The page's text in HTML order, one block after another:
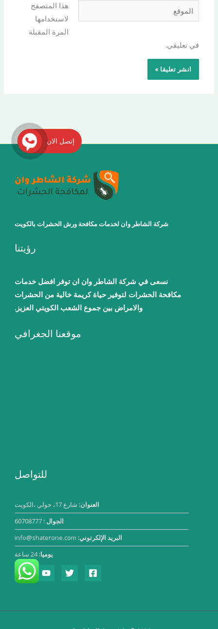
الموقع
هذا المتصفح
لاستخدامها
المرة المقبلة
في تعليقي.
شركة الشاطر وان لخدمات مكافحة ورش الحشرات بالكويت
رؤيتنا
نسعى في شركة الشاطر وان ان توفر افضل خدمات
مكافحة الحشرات لتوفير حياة كريمة خالية من الحشرات
والامراض بين جموع الشعب الكويتي العزيز.
موقعنا الجغرافي
للتواصل
العنوان: شارع 17، حولي ،الكويت
الجوال :
البريد الإلكرتوني:
يوميا:24 ساعة
إتصل الان